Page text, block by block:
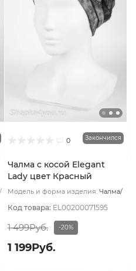
0 Закончился
Чалма с косой Elegant
Lady цвет Красный
Модель и форма изделия: Чалма/
Код товара: EL00200071595
1 499Руб. -20%
1 199Руб.